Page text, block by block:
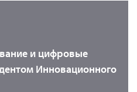
хранения и обработки
перейти на новый
где точкой
материал.
и цифровые
Инновационного